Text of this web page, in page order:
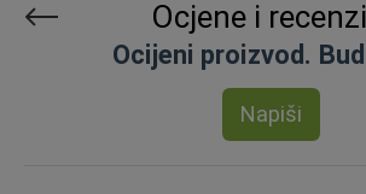
Ocjene i
Ocijeni proizvod.
Napiši